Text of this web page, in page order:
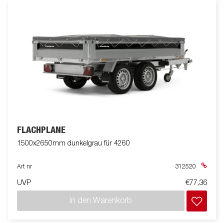
FLACHPLANE
1500x2650mm dunkelgrau für 4260
Art nr 312520
UVP €77,36
In den Warenkorb